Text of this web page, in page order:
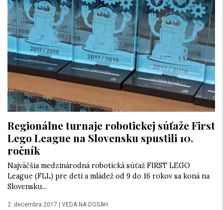
Regionálne turnaje robotickej súťaže First
Lego League na Slovensku spustili 10.
ročník
Najväčšia medzinárodná robotická súťaž FIRST LEGO
League (FLL) pre deti a mládež od 9 do 16 rokov sa koná na
Slovensku...
2. decembra 2017 | VEDA NA DOSAH